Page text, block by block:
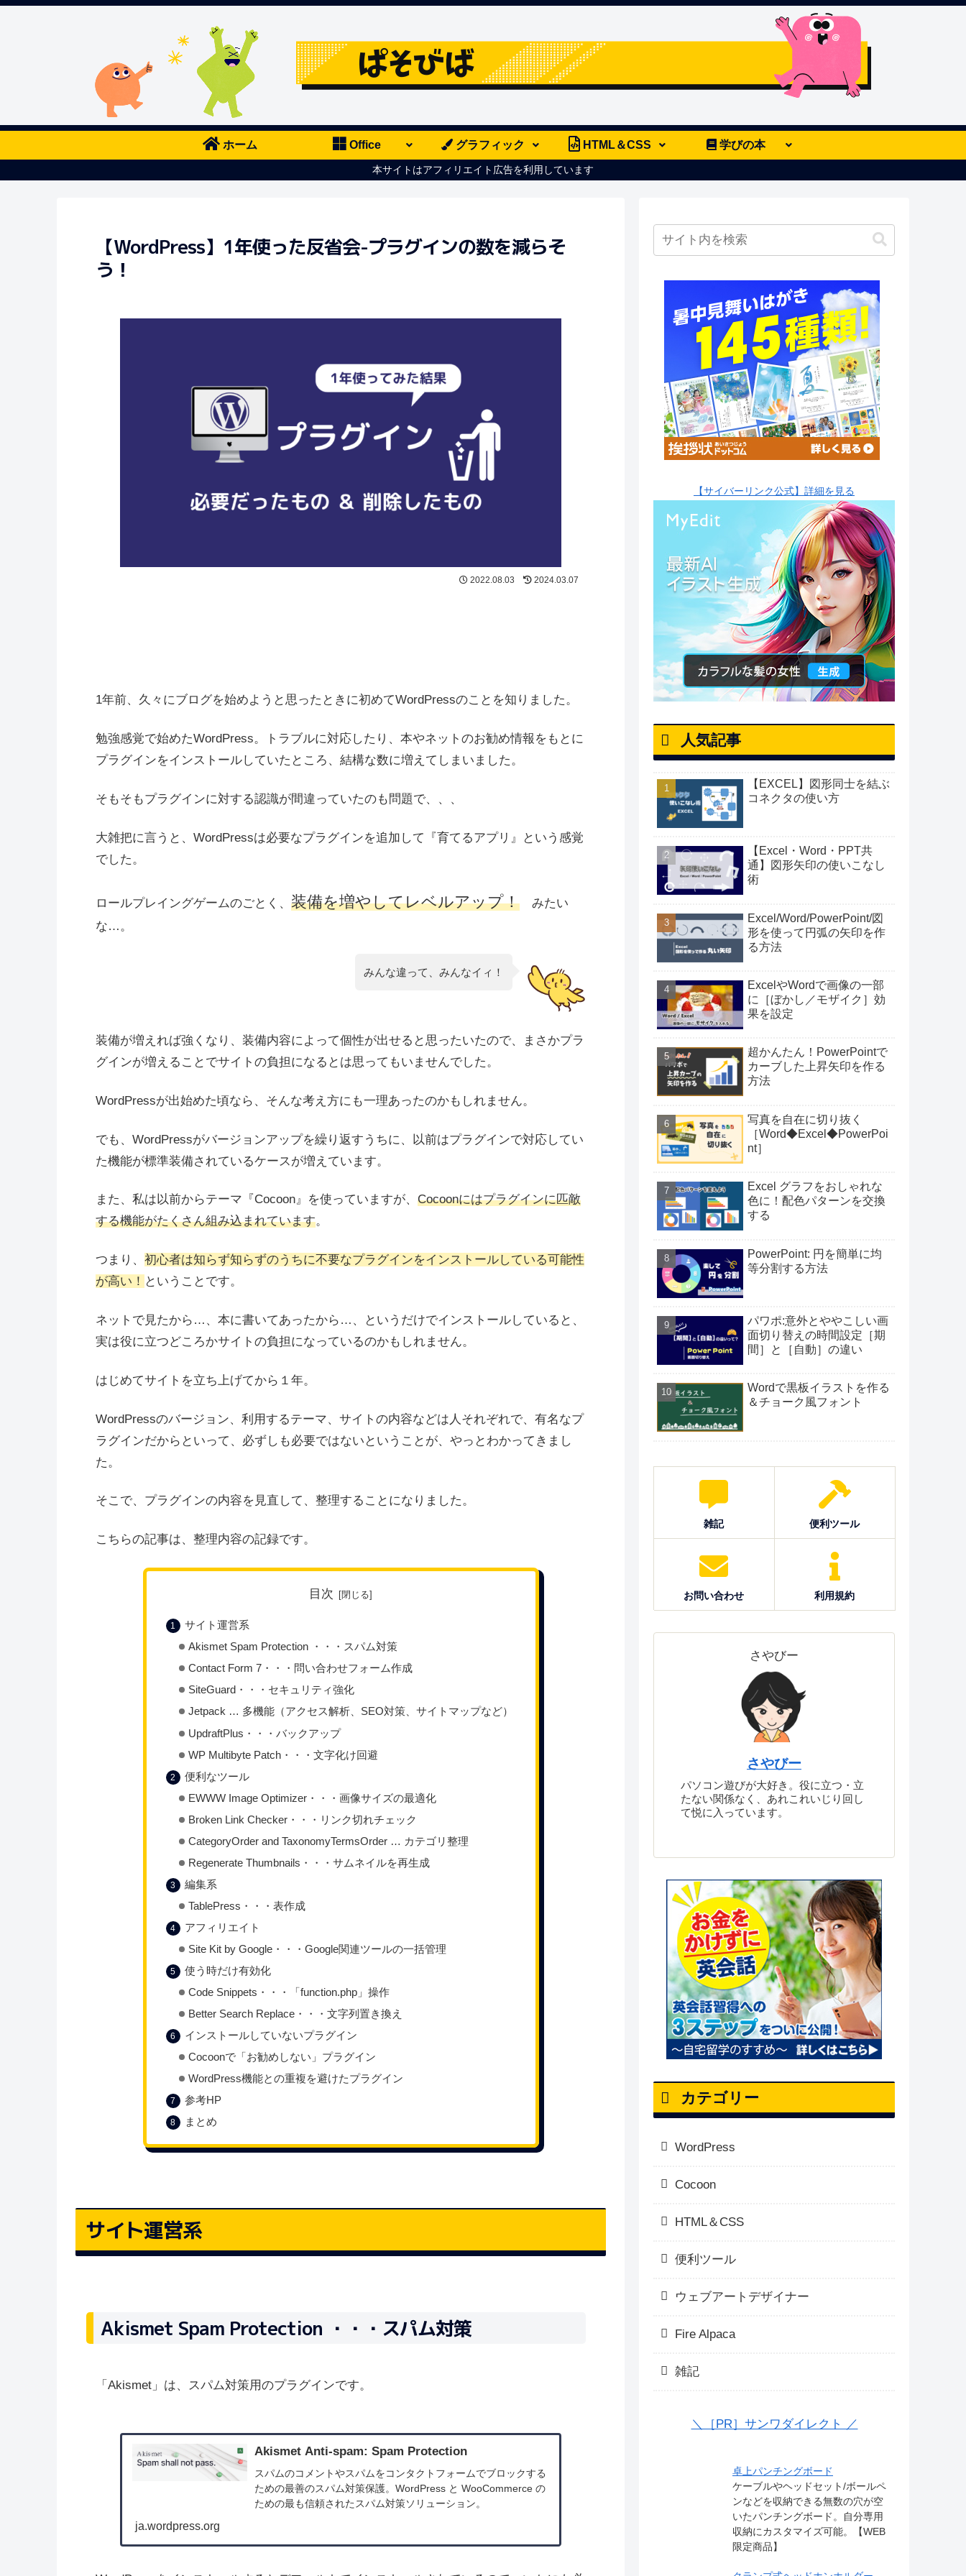
ホーム Office グラフィック HTML＆CSS 学びの本
本サイトはアフィリエイト広告を利用しています
【WordPress】1年使った反省会-プラグインの数を減らそ
う！
2022.08.03 2024.03.07
1年前、久々にブログを始めようと思ったときに初めてWordPressのことを知りました。
勉強感覚で始めたWordPress。トラブルに対応したり、本やネットのお勧め情報をもとに
プラグインをインストールしていたところ、結構な数に増えてしまいました。
そもそもプラグインに対する認識が間違っていたのも問題で、、、
大雑把に言うと、WordPressは必要なプラグインを追加して『育てるアプリ』という感覚
でした。
ロールプレイングゲームのごとく、 装備を増やしてレベルアップ！ みたい
な…。
みんな違って、みんなイィ！
装備が増えれば強くなり、装備内容によって個性が出せると思ったいたので、まさかプラ
グインが増えることでサイトの負担になるとは思ってもいませんでした。
WordPressが出始めた頃なら、そんな考え方にも一理あったのかもしれません。
でも、WordPressがバージョンアップを繰り返すうちに、以前はプラグインで対応してい
た機能が標準装備されているケースが増えています。
また、私は以前からテーマ『Cocoon』を使っていますが、 Cocoonにはプラグインに匹敵
する機能がたくさん組み込まれています。
つまり、 初心者は知らず知らずのうちに不要なプラグインをインストールしている可能性
が高い！ ということです。
ネットで見たから…、本に書いてあったから…、というだけでインストールしていると、
実は役に立つどころかサイトの負担になっているのかもしれません。
はじめてサイトを立ち上げてから１年。
WordPressのバージョン、利用するテーマ、サイトの内容などは人それぞれで、有名なプ
ラグインだからといって、必ずしも必要ではないということが、やっとわかってきまし
た。
そこで、プラグインの内容を見直して、整理することになりました。
こちらの記事は、整理内容の記録です。
目次
サイト運営系
Akismet Spam Protection ・・・スパム対策
Contact Form 7・・・問い合わせフォーム作成
SiteGuard・・・セキュリティ強化
Jetpack … 多機能（アクセス解析、SEO対策、サイトマップなど）
UpdraftPlus・・・バックアップ
WP Multibyte Patch・・・文字化け回避
便利なツール
EWWW Image Optimizer・・・画像サイズの最適化
Broken Link Checker・・・リンク切れチェック
CategoryOrder and TaxonomyTermsOrder … カテゴリ整理
Regenerate Thumbnails・・・サムネイルを再生成
編集系
TablePress・・・表作成
アフィリエイト
Site Kit by Google・・・Google関連ツールの一括管理
使う時だけ有効化
Code Snippets・・・「function.php」操作
Better Search Replace・・・文字列置き換え
インストールしていないプラグイン
Cocoonで「お勧めしない」プラグイン
WordPress機能との重複を避けたプラグイン
参考HP
まとめ
サイト運営系
Akismet Spam Protection ・・・スパム対策
「Akismet」は、スパム対策用のプラグインです。
Akismet Anti-spam: Spam Protection
スパムのコメントやスパムをコンタクトフォームでブロックする
ための最善のスパム対策保護。WordPress と WooCommerce の
ための最も信頼されたスパム対策ソリューション。
ja.wordpress.org
【サイバーリンク公式】詳細を見る
人気記事
【EXCEL】図形同士を結ぶ
コネクタの使い方
【Excel・Word・PPT共
通】図形矢印の使いこなし
術
Excel/Word/PowerPoint/図
形を使って円弧の矢印を作
る方法
ExcelやWordで画像の一部
に［ぼかし／モザイク］効
果を設定
超かんたん！PowerPointで
カーブした上昇矢印を作る
方法
写真を自在に切り抜く
［Word◆Excel◆PowerPoi
nt］
Excel グラフをおしゃれな
色に！配色パターンを交換
する
PowerPoint: 円を簡単に均
等分割する方法
パワポ:意外とややこしい画
面切り替えの時間設定［期
間］と［自動］の違い
Wordで黒板イラストを作る
＆チョーク風フォント
雑記 便利ツール
お問い合わせ 利用規約
さやびー
さやびー
パソコン遊びが大好き。役に立つ・立
たない関係なく、あれこれいじり回し
て悦に入っています。
カテゴリー
WordPress
Cocoon
HTML＆CSS
便利ツール
ウェブアートデザイナー
Fire Alpaca
雑記
＼［PR］サンワダイレクト ／
卓上パンチングボード
ケーブルやヘッドセット/ボールペ
ンなどを収納できる無数の穴が空
いたパンチングボード。自分専用
収納にカスタマイズ可能。【WEB
限定商品】